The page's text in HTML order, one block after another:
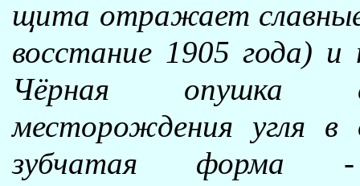
щита отражает славные
восстание 1905 года)
Чёрная опушка
месторождения угля в
зубчатая форма -